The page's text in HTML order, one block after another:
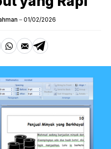
01/02/2026